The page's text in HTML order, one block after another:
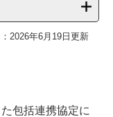
2026年6月19日更新
包括連携協定に